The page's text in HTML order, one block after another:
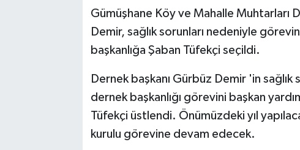
Gümüşhane Köy ve Mahalle Muhtarları
Demir, sağlık sorunları nedeniyle
başkanlığa Şaban Tüfekçi seçildi.
Dernek başkanı Gürbüz Demir 'in sağlık
dernek başkanlığı görevini başkan
Tüfekçi üstlendi. Önümüzdeki yıl
kurulu görevine devam edecek.